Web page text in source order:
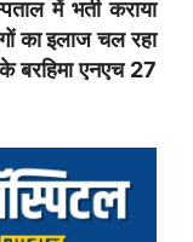
में भर्ती कराया
का इलाज चल रहा
बरहिमा एनएच 27